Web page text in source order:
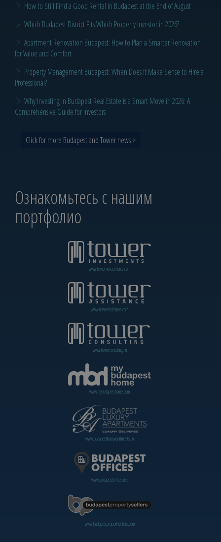
How to Still Find a Good Rental in Budapest at the End of August
Which Budapest District Fits Which Property Investor in 2026?
Apartment Renovation Budapest: How to Plan a Smarter Renovation
for Value and Comfort
Property Management Budapest: When Does It Make Sense to Hire a
Professional?
Why Investing in Budapest Real Estate is a Smart Move in 2026: A
Comprehensive Guide for Investors
Click for more Budapest and Tower news >
Ознакомьтесь с нашим
портфолио
www.tower-investments.com
www.towerassistance.com
www.towerconsulting.hu
www.mybudapesthome.com
www.budapestluxuryapartments.hu
www.budapestoffices.net
www.budapestpropertysellers.com